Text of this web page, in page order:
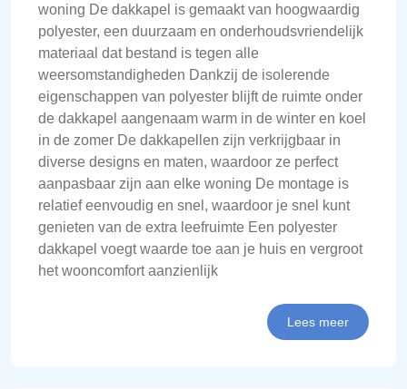
woning De dakkapel is gemaakt van hoogwaardig
polyester, een duurzaam en onderhoudsvriendelijk
materiaal dat bestand is tegen alle
weersomstandigheden Dankzij de isolerende
eigenschappen van polyester blijft de ruimte onder
de dakkapel aangenaam warm in de winter en koel
in de zomer De dakkapellen zijn verkrijgbaar in
diverse designs en maten, waardoor ze perfect
aanpasbaar zijn aan elke woning De montage is
relatief eenvoudig en snel, waardoor je snel kunt
genieten van de extra leefruimte Een polyester
dakkapel voegt waarde toe aan je huis en vergroot
het wooncomfort aanzienlijk
Lees meer